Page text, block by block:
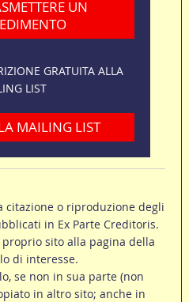
UN
GRATUITA ALLA
LIST
MAILING LIST
citazione o riproduzione degli
in Ex Parte Creditoris.
sito alla pagina della
di interesse.
se non in sua parte (non
in altro sito; anche in